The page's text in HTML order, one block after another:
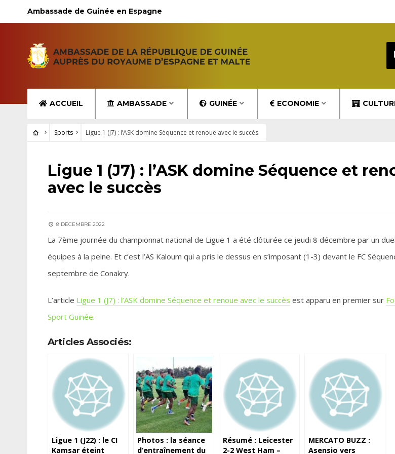
Ambassade de Guinée en Espagne
ACCUEIL AMBASSADE GUINÉE ECONOMIE
Sports Ligue 1 (J7) : l’ASK domine Séquence et renoue avec le succès
SPORTS
Ligue 1 (J7) : l’ASK domine Séquence et
avec le succès
8 DÉCEMBRE 2022
La 7ème journée du championnat national de Ligue 1 a été clôturée ce jeudi 8 décembre par un
équipes à la peine. Et c’est l’AS Kaloum qui a pris le dessus en s’imposant (1-3) devant le FC
septembre de Conakry.
L’article Ligue 1 (J7) : l’ASK domine Séquence et renoue avec le succès est apparu en premier sur
Sport Guinée.
Articles Associés:
Ligue 1 (J22) : le CI
Kamsar éteint
Photos : la séance
d’entraînement du
Résumé : Leicester
2-2 West Ham –
MERCATO BUZZ :
Asensio vers